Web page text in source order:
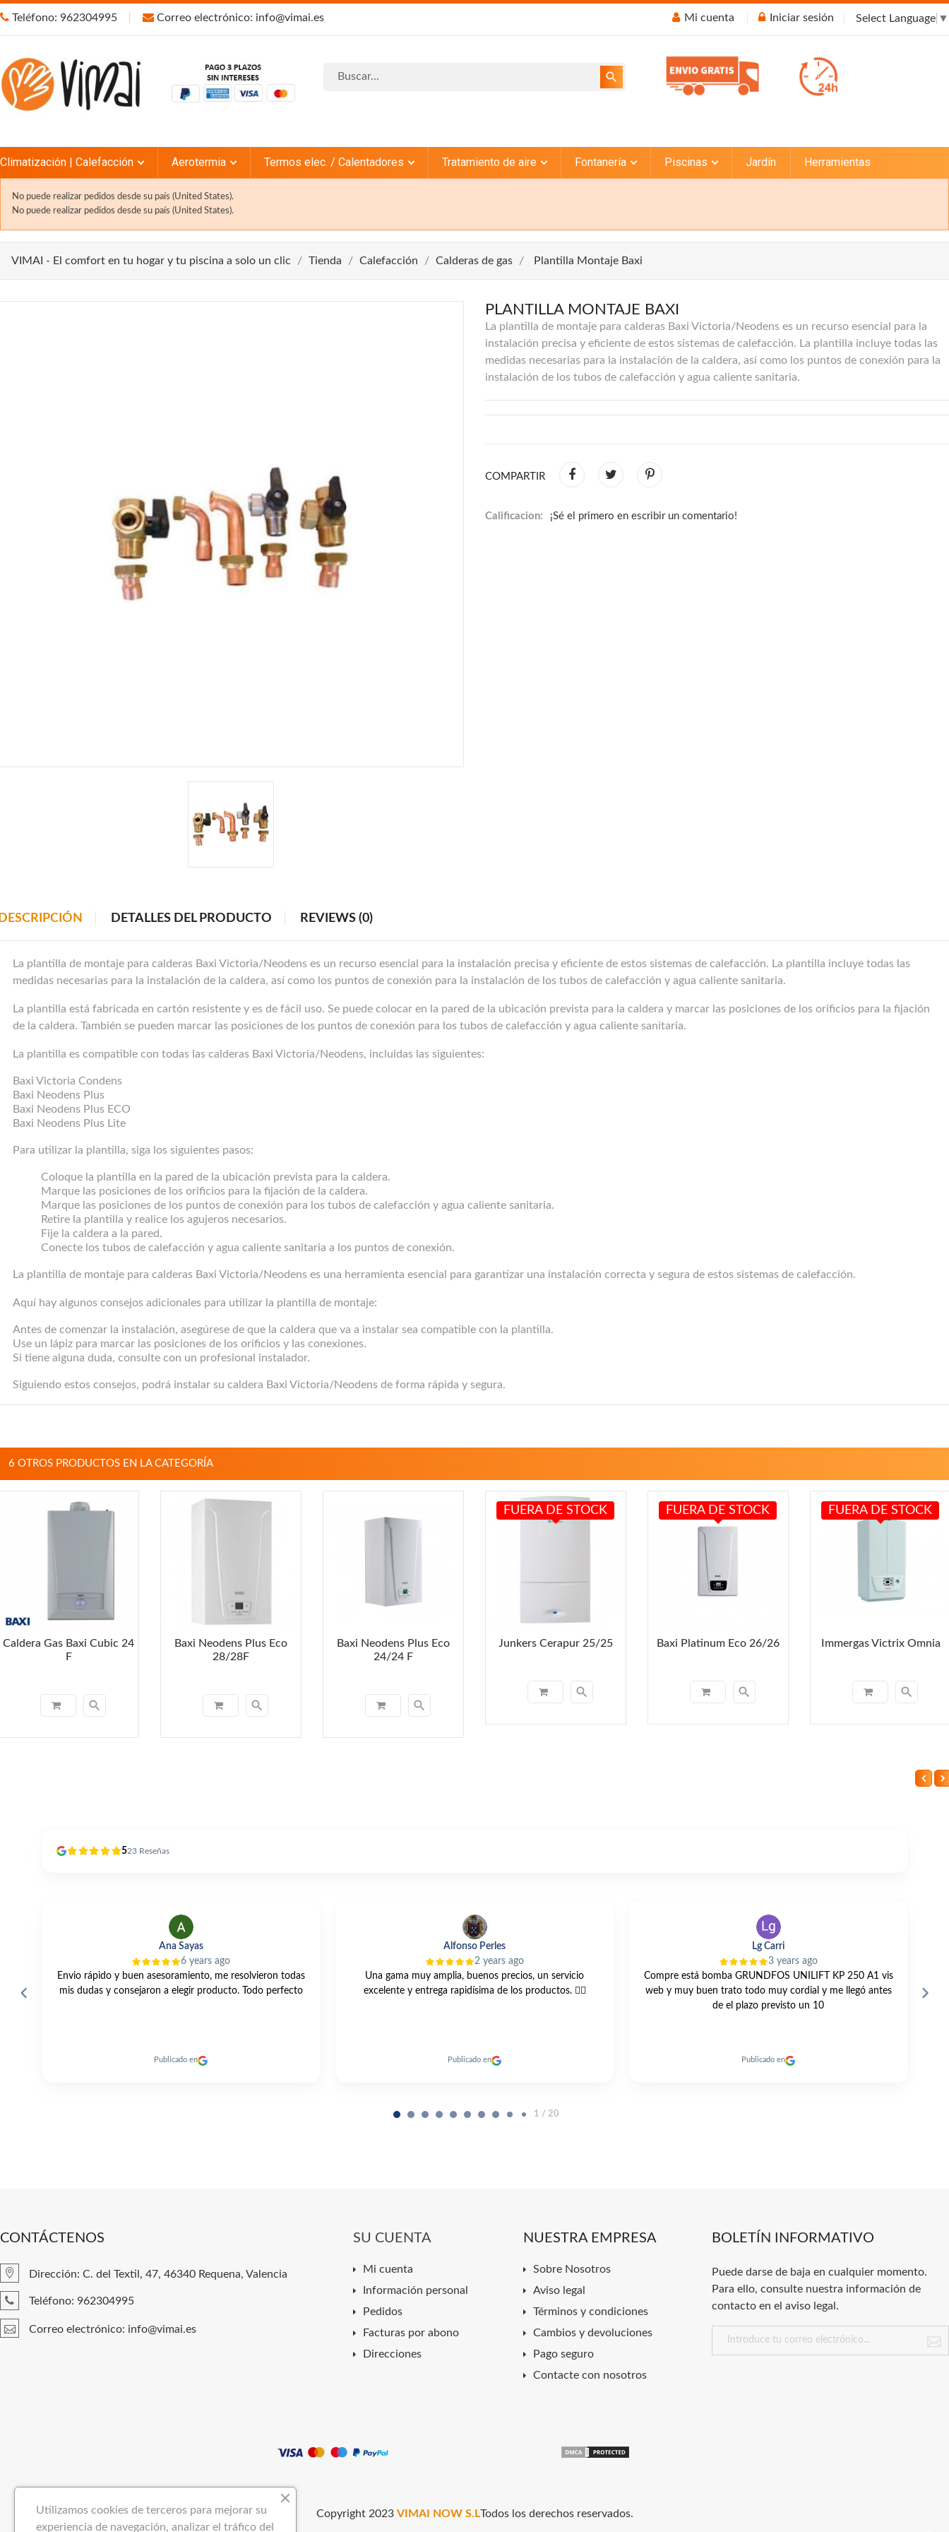
Teléfono: 962304995 Correo electrónico: info@vimai.es Mi cuenta Iniciar sesión Select Language ▼
search
Climatización | Calefacción Aerotermia Termos elec. / Calentadores Tratamiento de aire Fontanería Piscinas Jardín Herramientas
No puede realizar pedidos desde su país (United States).
No puede realizar pedidos desde su país (United States).
VIMAI - El comfort en tu hogar y tu piscina a solo un clic Tienda Calefacción Calderas de gas Plantilla Montaje Baxi
PLANTILLA MONTAJE BAXI
La plantilla de montaje para calderas Baxi Victoria/Neodens es un recurso esencial para la
instalación precisa y eficiente de estos sistemas de calefacción. La plantilla incluye todas las
medidas necesarias para la instalación de la caldera, así como los puntos de conexión para la
instalación de los tubos de calefacción y agua caliente sanitaria.
COMPARTIR
Calificacion: ¡Sé el primero en escribir un comentario!
DETALLES DEL PRODUCTO REVIEWS (0)
La plantilla de montaje para calderas Baxi Victoria/Neodens es un recurso esencial para la instalación precisa y eficiente de estos sistemas de calefacción. La plantilla incluye todas las
medidas necesarias para la instalación de la caldera, así como los puntos de conexión para la instalación de los tubos de calefacción y agua caliente sanitaria.
La plantilla está fabricada en cartón resistente y es de fácil uso. Se puede colocar en la pared de la ubicación prevista para la caldera y marcar las posiciones de los orificios para la fijación
de la caldera. También se pueden marcar las posiciones de los puntos de conexión para los tubos de calefacción y agua caliente sanitaria.
La plantilla es compatible con todas las calderas Baxi Victoria/Neodens, incluidas las siguientes:
Baxi Victoria Condens
Baxi Neodens Plus
Baxi Neodens Plus ECO
Baxi Neodens Plus Lite
Para utilizar la plantilla, siga los siguientes pasos:
Coloque la plantilla en la pared de la ubicación prevista para la caldera.
Marque las posiciones de los orificios para la fijación de la caldera.
Marque las posiciones de los puntos de conexión para los tubos de calefacción y agua caliente sanitaria.
Retire la plantilla y realice los agujeros necesarios.
Fije la caldera a la pared.
Conecte los tubos de calefacción y agua caliente sanitaria a los puntos de conexión.
La plantilla de montaje para calderas Baxi Victoria/Neodens es una herramienta esencial para garantizar una instalación correcta y segura de estos sistemas de calefacción.
Aquí hay algunos consejos adicionales para utilizar la plantilla de montaje:
Antes de comenzar la instalación, asegúrese de que la caldera que va a instalar sea compatible con la plantilla.
Use un lápiz para marcar las posiciones de los orificios y las conexiones.
Si tiene alguna duda, consulte con un profesional instalador.
Siguiendo estos consejos, podrá instalar su caldera Baxi Victoria/Neodens de forma rápida y segura.
6 OTROS PRODUCTOS EN LA CATEGORÍA
Caldera Gas Baxi Cubic 24
F
search
Baxi Neodens Plus Eco
28/28F
search
Baxi Neodens Plus Eco
24/24 F
search
Junkers Cerapur 25/25
search
FUERA DE STOCK
Baxi Platinum Eco 26/26
search
FUERA DE STOCK
Immergas Victrix Omnia
search
FUERA DE STOCK
523 Reseñas
Alfonso Perles
2 years ago
Una gama muy amplia, buenos precios, un servicio
excelente y entrega rapidísima de los productos. 👍🏼
Publicado en
Lg Carri
3 years ago
Compre está bomba GRUNDFOS UNILIFT KP 250 A1 vis
web y muy buen trato todo muy cordial y me llegó antes
Publicado en
V TANO
3 years ago
GRAN TRATO PROFESIONAL Y PERSONAL. TODO
MUY RAPIDO. RECOMENDABLE 100% A DIA DE HOY.
Publicado en
2 / 20
CONTÁCTENOS
Dirección: C. del Textil, 47, 46340 Requena, Valencia
Teléfono: 962304995
Correo electrónico: info@vimai.es
SU CUENTA
Mi cuenta
Información personal
Pedidos
Facturas por abono
Direcciones
NUESTRA EMPRESA
Sobre Nosotros
Aviso legal
Términos y condiciones
Cambios y devoluciones
Pago seguro
Contacte con nosotros
BOLETÍN INFORMATIVO
Puede darse de baja en cualquier momento.
Para ello, consulte nuestra información de
contacto en el aviso legal.
Copyright 2023 VIMAI NOW S.LTodos los derechos reservados.
Utilizamos cookies de terceros para mejorar su
experiencia de navegación, analizar el tráfico del